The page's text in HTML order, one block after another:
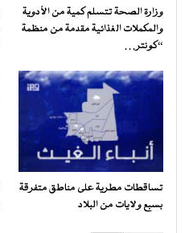
وزارة الصحة تتسلم كمية من الأدوية
والمكملات الغذائية مقدمة من منظمة
“كونتر…
تساقطات مطرية على مناطق متفرقة
بسبع ولايات من البلاد